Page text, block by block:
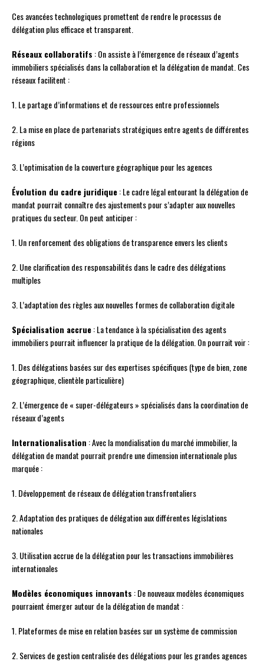
Ces avancées technologiques promettent de rendre le processus de
délégation plus efficace et transparent.
Réseaux collaboratifs : On assiste à l’émergence de réseaux d’agents
immobiliers spécialisés dans la collaboration et la délégation de mandat. Ces
réseaux facilitent :
1. Le partage d’informations et de ressources entre professionnels
2. La mise en place de partenariats stratégiques entre agents de différentes
régions
3. L’optimisation de la couverture géographique pour les agences
Évolution du cadre juridique: Le cadre légal entourant la délégation de
mandat pourrait connaître des ajustements pour s’adapter aux nouvelles
pratiques du secteur. On peut anticiper :
1. Un renforcement des obligations de transparence envers les clients
2. Une clarification des responsabilités dans le cadre des délégations
multiples
3. L’adaptation des règles aux nouvelles formes de collaboration digitale
Spécialisation accrue: La tendance à la spécialisation des agents
immobiliers pourrait influencer la pratique de la délégation. On pourrait voir :
1. Des délégations basées sur des expertises spécifiques (type de bien, zone
géographique, clientèle particulière)
2. L’émergence de « super-délégateurs » spécialisés dans la coordination de
réseaux d’agents
Internationalisation : Avec la mondialisation du marché immobilier, la
délégation de mandat pourrait prendre une dimension internationale plus
marquée :
1. Développement de réseaux de délégation transfrontaliers
2. Adaptation des pratiques de délégation aux différentes législations
nationales
3. Utilisation accrue de la délégation pour les transactions immobilières
internationales
Modèles économiques innovants : De nouveaux modèles économiques
pourraient émerger autour de la délégation de mandat :
1. Plateformes de mise en relation basées sur un système de commission
2. Services de gestion centralisée des délégations pour les grandes agences